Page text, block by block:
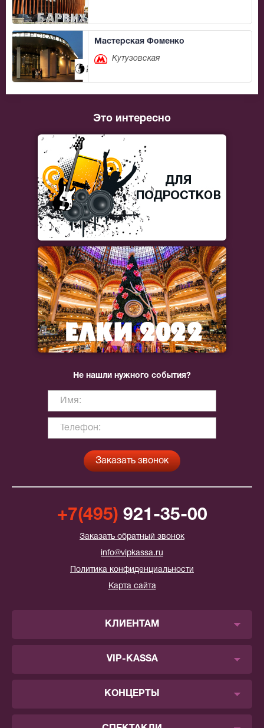
Мастерская Фоменко
Кутузовская
Это интересно
Не нашли нужного события?
+7(495) 921-35-00
Заказать обратный звонок
info@vipkassa.ru
Политика конфиденциальности
Карта сайта
КЛИЕНТАМ
VIP-KASSA
КОНЦЕРТЫ